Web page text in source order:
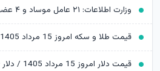
قیمت دلار امروز 15 مرداد 1405 / دلار ۴ هزار تومان ریخت